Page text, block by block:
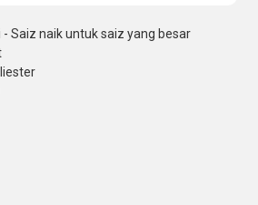
- Saiz naik untuk saiz yang besar